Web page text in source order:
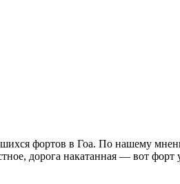
фортов в Гоа. По нашему
дорога накатанная — вот форт